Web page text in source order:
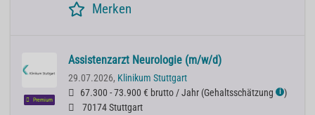
Merken
Premium
Assistenzarzt Neurologie (m/w/d)
29.07.2026, Klinikum Stuttgart
67.300 - 73.900 € brutto / Jahr (Gehaltsschätzung ℹ )
70174 Stuttgart